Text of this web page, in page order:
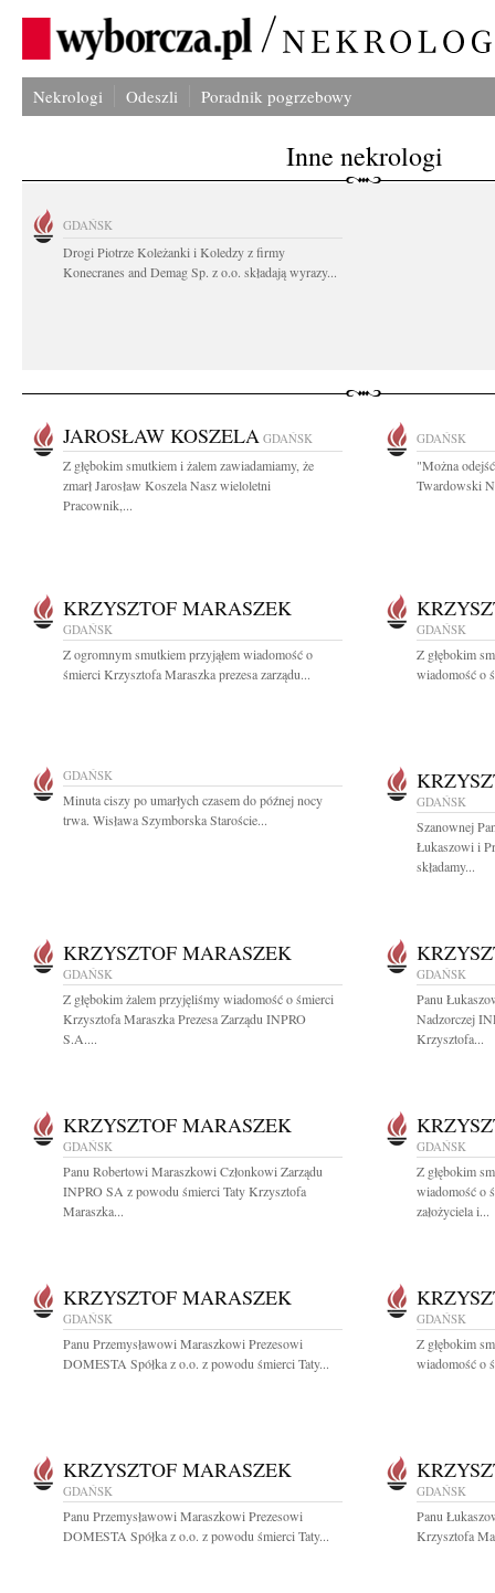
Nekrologi Odeszli Poradnik pogrzebowy
Inne nekrologi
GDAŃSK
Drogi Piotrze Koleżanki i Koledzy z firmy
Konecranes and Demag Sp. z o.o. składają wyrazy...
JAROSŁAW KOSZELA GDAŃSK
Z głębokim smutkiem i żalem zawiadamiamy, że
zmarł Jarosław Koszela Nasz wieloletni
Pracownik,...
GDAŃSK
"Można
Twardowski
KRZYSZTOF MARASZEK
GDAŃSK
Z ogromnym smutkiem przyjąłem wiadomość o
śmierci Krzysztofa Maraszka prezesa zarządu...
GDAŃSK
Z głębokim
wiadomość o
GDAŃSK
Minuta ciszy po umarłych czasem do późnej nocy
trwa. Wisława Szymborska Staroście...
GDAŃSK
Szanownej
Łukaszowi i
składamy...
KRZYSZTOF MARASZEK
GDAŃSK
Z głębokim żalem przyjęliśmy wiadomość o śmierci
Krzysztofa Maraszka Prezesa Zarządu INPRO
S.A....
GDAŃSK
Panu
Nadzorczej
Krzysztofa...
KRZYSZTOF MARASZEK
GDAŃSK
Panu Robertowi Maraszkowi Członkowi Zarządu
INPRO SA z powodu śmierci Taty Krzysztofa
Maraszka...
GDAŃSK
Z głębokim
wiadomość o
założyciela i...
KRZYSZTOF MARASZEK
GDAŃSK
Panu Przemysławowi Maraszkowi Prezesowi
DOMESTA Spółka z o.o. z powodu śmierci Taty...
GDAŃSK
Z głębokim
wiadomość o
KRZYSZTOF MARASZEK
GDAŃSK
Panu Przemysławowi Maraszkowi Prezesowi
DOMESTA Spółka z o.o. z powodu śmierci Taty...
GDAŃSK
Panu
Krzysztofa